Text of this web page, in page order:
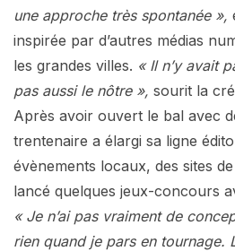
une approche très spontanée »,
inspirée par d’autres médias
les grandes villes. « Il n’y avait
pas aussi le nôtre », sourit la
Après avoir ouvert le bal avec
trentenaire a élargi sa ligne
évènements locaux, des sites
lancé quelques jeux-concours
« Je n’ai pas vraiment de
rien quand je pars en tournage.